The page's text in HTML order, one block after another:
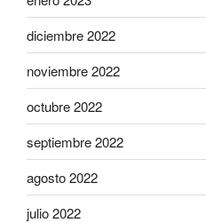
diciembre 2022
noviembre 2022
octubre 2022
septiembre 2022
agosto 2022
julio 2022